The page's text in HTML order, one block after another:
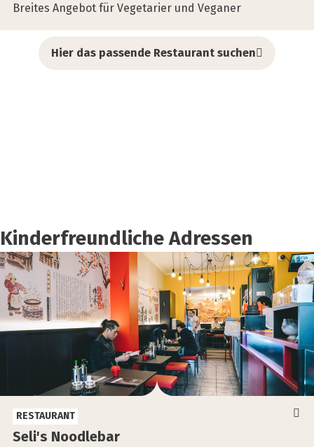
Breites Angebot für Vegetarier und Veganer
Hier das passende Restaurant suchen
Kin­der­freund­li­che Adres­sen
Seli's Nood­le­bar
RESTAURANT